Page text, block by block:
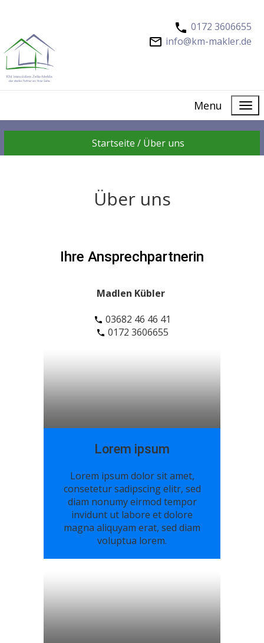
0172 3606655
info@km-makler.de
Menu
Startseite / Über uns
Über uns
Ihre Ansprechpartnerin
Madlen Kübler
03682 46 46 41
0172 3606655
Lorem ipsum
Lorem ipsum dolor sit amet,
consetetur sadipscing elitr, sed
diam nonumy eirmod tempor
invidunt ut labore et dolore
magna aliquyam erat, sed diam
voluptua lorem.